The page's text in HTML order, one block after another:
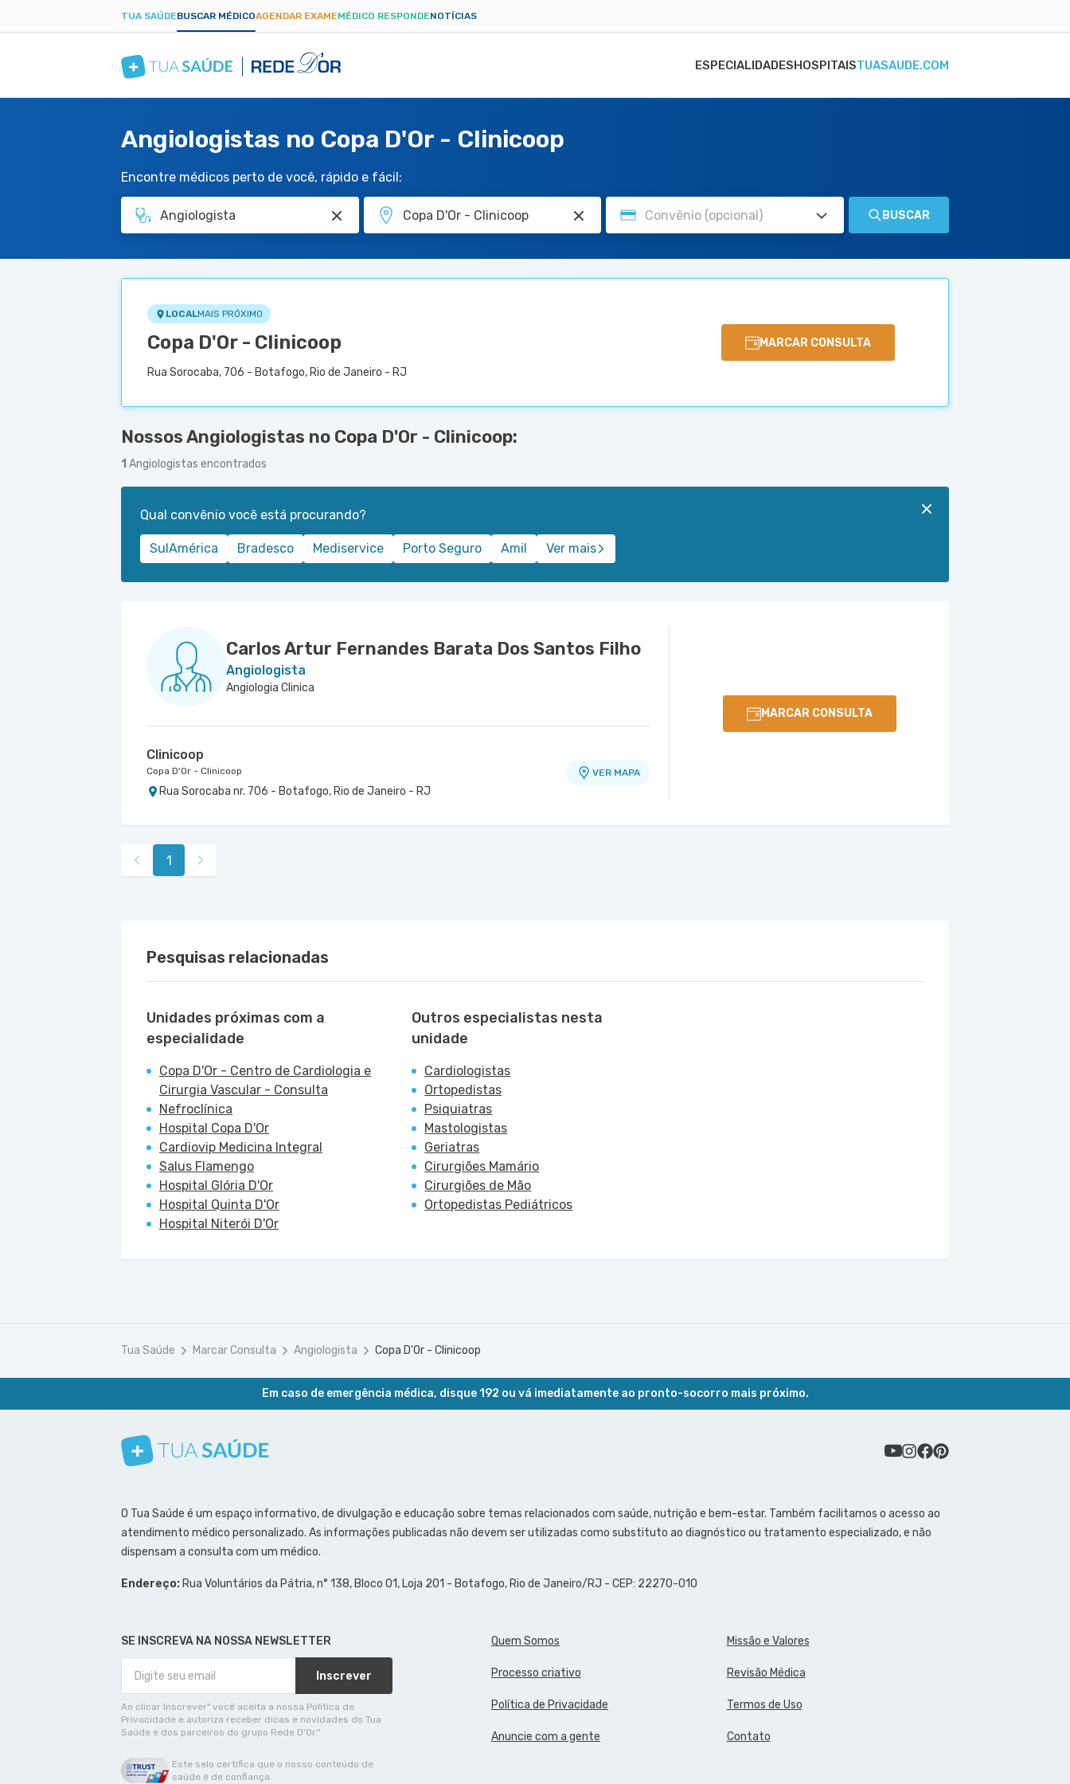
TUA SAÚDEBUSCAR MÉDICOAGENDAR EXAMEMÉDICO RESPONDENOTÍCIAS
ESPECIALIDADESHOSPITAISTUASAUDE.COM
Angiologistas no Copa D'Or - Clinicoop
Encontre médicos perto de você, rápido e fácil:
BUSCAR
LOCALMAIS PRÓXIMO
Copa D'Or - Clinicoop
Rua Sorocaba, 706 - Botafogo, Rio de Janeiro - RJ
MARCAR CONSULTA
Nossos Angiologistas no Copa D'Or - Clinicoop:
1 Angiologistas encontrados
Qual convênio você está procurando?
SulAmérica Bradesco Mediservice Porto Seguro Amil Ver mais
Carlos Artur Fernandes Barata Dos Santos Filho
Angiologista
Angiologia Clinica
MARCAR CONSULTA
Clinicoop
Copa D'Or - Clinicoop
Rua Sorocaba nr. 706 - Botafogo, Rio de Janeiro - RJ
VER MAPA
1
Pesquisas relacionadas
Unidades próximas com a
especialidade
Copa D'Or - Centro de Cardiologia e
Cirurgia Vascular - Consulta
Nefroclínica
Hospital Copa D'Or
Cardiovip Medicina Integral
Salus Flamengo
Hospital Glória D'Or
Hospital Quinta D'Or
Hospital Niterói D'Or
Outros especialistas nesta
unidade
Cardiologistas
Ortopedistas
Psiquiatras
Mastologistas
Geriatras
Cirurgiões Mamário
Cirurgiões de Mão
Ortopedistas Pediátricos
Tua Saúde Marcar Consulta Angiologista Copa D'Or - Clinicoop
Em caso de emergência médica, disque 192 ou vá imediatamente ao pronto-socorro mais próximo.
Conheça nosso canal
Siga a gente no Instagram
Siga a gente no Facebook
Siga a gente no Pinterest
O Tua Saúde é um espaço informativo, de divulgação e educação sobre temas relacionados com saúde, nutrição e bem-estar. Também facilitamos o acesso ao
atendimento médico personalizado. As informações publicadas não devem ser utilizadas como substituto ao diagnóstico ou tratamento especializado, e não
dispensam a consulta com um médico.
Endereço: Rua Voluntários da Pátria, n° 138, Bloco 01, Loja 201 - Botafogo, Rio de Janeiro/RJ - CEP: 22270-010
SE INSCREVA NA NOSSA NEWSLETTER
Inscrever
Ao clicar Inscrever" você aceita a nossa Política de
Privacidade e autoriza receber dicas e novidades do Tua
Saúde e dos parceiros do grupo Rede D'Or."
Quem Somos Missão e Valores
Processo criativo Revisão Médica
Política de Privacidade Termos de Uso
Anuncie com a gente Contato
Este selo certifica que o nosso conteúdo de
saúde é de confiança.